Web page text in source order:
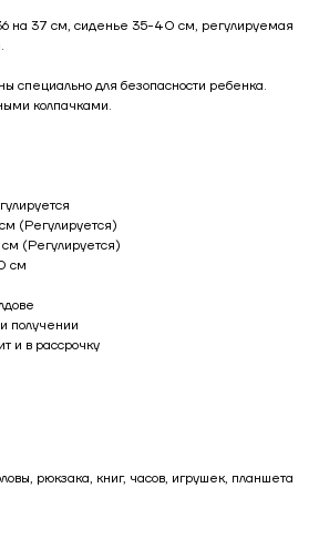
на 37 см, сиденье 35-40 см, регулируемая
специально для безопасности ребенка.
колпачками.
(Регулируется)
(Регулируется)
см
получении
и в рассрочку
рюкзака, книг, часов, игрушек, планшета